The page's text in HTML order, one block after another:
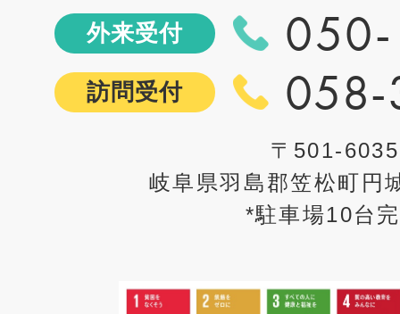
外来受付
訪問受付 058-
〒501-6035
岐阜県羽島郡笠松町円
*駐車場10台